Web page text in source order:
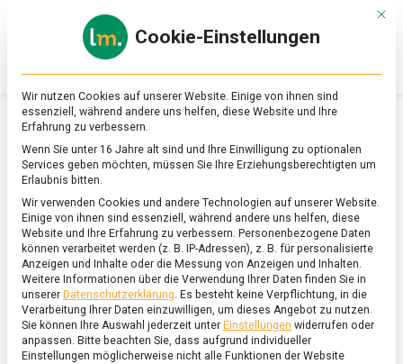
Online-
Magazin
zu
&
Ernährung
SCHLAGWORT:CALVADOS
Mit
Cookie-Einstellungen
Wir nutzen Cookies auf unserer Website. Einige von ihnen sind
essenziell, während andere uns helfen, diese Website und Ihre
Erfahrung zu verbessern.
Wenn Sie unter 16 Jahre alt sind und Ihre Einwilligung zu optionalen
Services geben möchten, müssen Sie Ihre Erziehungsberechtigten um
Erlaubnis bitten.
Wir verwenden Cookies und andere Technologien auf unserer Website.
Einige von ihnen sind essenziell, während andere uns helfen, diese
Website und Ihre Erfahrung zu verbessern. Personenbezogene Daten
können verarbeitet werden (z. B. IP-Adressen), z. B. für personalisierte
Anzeigen und Inhalte oder die Messung von Anzeigen und Inhalten.
Weitere Informationen über die Verwendung Ihrer Daten finden Sie in
unserer Datenschutzerklärung. Es besteht keine Verpflichtung, in die
Verarbeitung Ihrer Daten einzuwilligen, um dieses Angebot zu nutzen.
Sie können Ihre Auswahl jederzeit unter Einstellungen widerrufen oder
anpassen. Bitte beachten Sie, dass aufgrund individueller
Einstellungen möglicherweise nicht alle Funktionen der Website